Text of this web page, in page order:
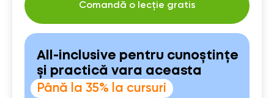
Comandă o lecție gratis
All-inclusive pentru cunoștințe
și practică vara aceasta
Până la 35% la cursuri